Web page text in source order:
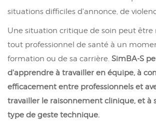
situations difficiles d'annonce, de
Une situation critique de soin peut être
tout professionnel de santé à un
formation ou de sa carrière. SimBA-S
d'apprendre à travailler en équipe, à
efficacement entre professionnels et
travailler le raisonnement clinique, et à
type de geste technique.